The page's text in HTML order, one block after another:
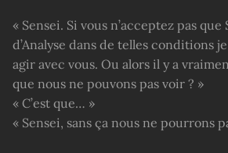
« Sensei. Si vous n’acceptez pas que
d’Analyse dans de telles conditions
agir avec vous. Ou alors il y a
que nous ne pouvons pas voir ? »
« C’est que… »
« Sensei, sans ça nous ne pourrons